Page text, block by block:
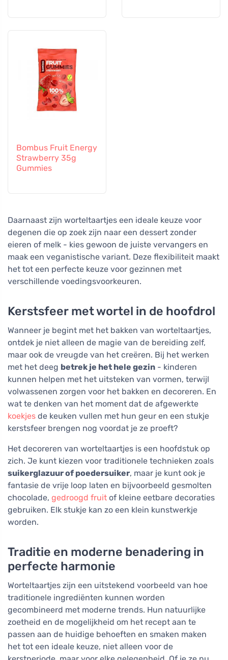
Bombus Fruit Energy
Strawberry 35g
Gummies
Daarnaast zijn worteltaartjes een ideale keuze voor
degenen die op zoek zijn naar een dessert zonder
eieren of melk - kies gewoon de juiste vervangers en
maak een veganistische variant. Deze flexibiliteit maakt
het tot een perfecte keuze voor gezinnen met
verschillende voedingsvoorkeuren.
Kerstsfeer met wortel in de hoofdrol
Wanneer je begint met het bakken van worteltaartjes,
ontdek je niet alleen de magie van de bereiding zelf,
maar ook de vreugde van het creëren. Bij het werken
met het deeg betrek je het hele gezin - kinderen
kunnen helpen met het uitsteken van vormen, terwijl
volwassenen zorgen voor het bakken en decoreren. En
wat te denken van het moment dat de afgewerkte
koekjes de keuken vullen met hun geur en een stukje
kerstsfeer brengen nog voordat je ze proeft?
Het decoreren van worteltaartjes is een hoofdstuk op
zich. Je kunt kiezen voor traditionele technieken zoals
suikerglazuur of poedersuiker, maar je kunt ook je
fantasie de vrije loop laten en bijvoorbeeld gesmolten
chocolade, gedroogd fruit of kleine eetbare decoraties
gebruiken. Elk stukje kan zo een klein kunstwerkje
worden.
Traditie en moderne benadering in
perfecte harmonie
Worteltaartjes zijn een uitstekend voorbeeld van hoe
traditionele ingrediënten kunnen worden
gecombineerd met moderne trends. Hun natuurlijke
zoetheid en de mogelijkheid om het recept aan te
passen aan de huidige behoeften en smaken maken
het tot een ideale keuze, niet alleen voor de